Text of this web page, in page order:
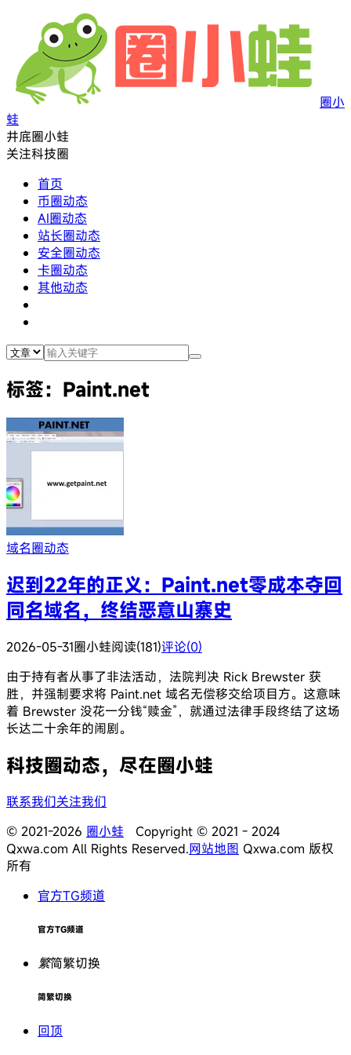
圈小
蛙
井底圈小蛙
关注科技圈
首页
币圈动态
AI圈动态
站长圈动态
安全圈动态
卡圈动态
其他动态
标签：Paint.net
域名圈动态
迟到22年的正义：Paint.net零成本夺回
同名域名，终结恶意山寨史
2026-05-31圈小蛙阅读(181)评论(0)
由于持有者从事了非法活动，法院判决 Rick Brewster 获
胜，并强制要求将 Paint.net 域名无偿移交给项目方。这意味
着 Brewster 没花一分钱“赎金”，就通过法律手段终结了这场
长达二十余年的闹剧。
科技圈动态，尽在圈小蛙
联系我们关注我们
© 2021-2026 圈小蛙 Copyright © 2021 - 2024
Qxwa.com All Rights Reserved.网站地图 Qxwa.com 版权
所有
官方TG频道
官方TG频道
繁简繁切换
简繁切换
回顶